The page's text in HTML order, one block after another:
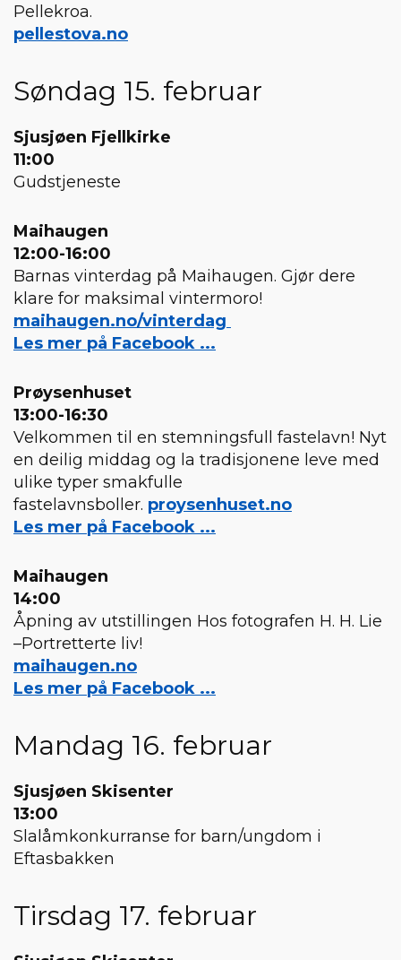
Pellekroa.
pellestova.no
Søndag 15. februar
Sjusjøen Fjellkirke
11:00
Gudstjeneste
Maihaugen
12:00-16:00
Barnas vinterdag på Maihaugen. Gjør dere
klare for maksimal vintermoro!
maihaugen.no/vinterdag
Les mer på Facebook ...
Prøysenhuset
13:00-16:30
Velkommen til en stemningsfull fastelavn! Nyt
en deilig middag og la tradisjonene leve med
ulike typer smakfulle
fastelavnsboller. proysenhuset.no
Les mer på Facebook ...
Maihaugen
14:00
Åpning av utstillingen Hos fotografen H. H. Lie
–Portretterte liv!
maihaugen.no
Les mer på Facebook ...
Mandag 16. februar
Sjusjøen Skisenter
13:00
Slalåmkonkurranse for barn/ungdom i
Eftasbakken
Tirsdag 17. februar